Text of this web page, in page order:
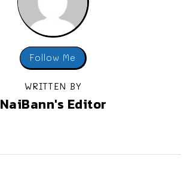
Follow Me
WRITTEN BY
NaiBann's Editor